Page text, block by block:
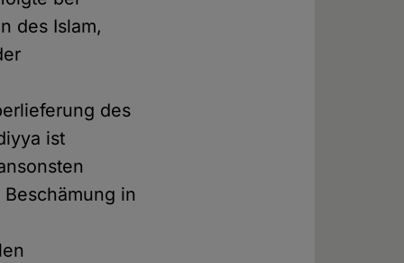
des Islam,
des
ist
in